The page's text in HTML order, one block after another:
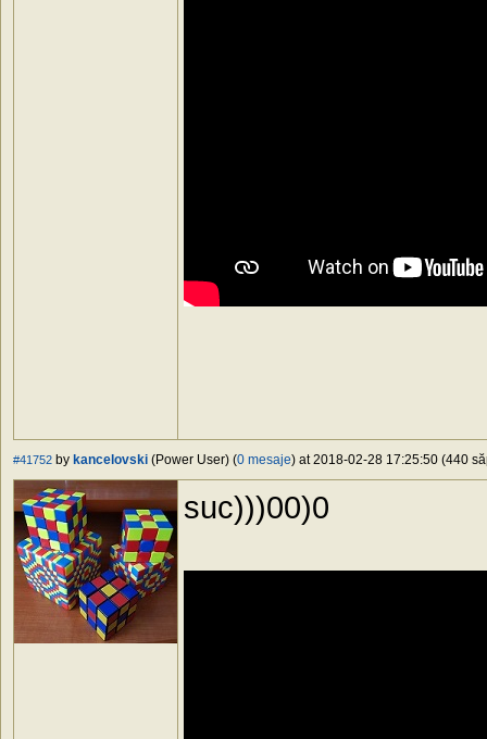
#41752 by kancelovski (Power User) (0 mesaje) at 2018-02-28 17:25:50 (440
suc)))00)0